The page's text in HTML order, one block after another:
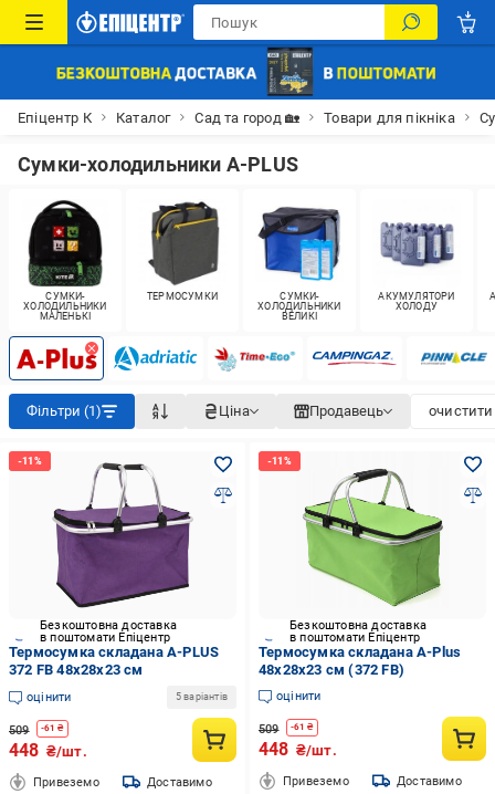
Епіцентр К Каталог Сад та город 🏡 Товари для пікніка
Сумки-холодильники A-PLUS
СУМКИ-
ХОЛОДИЛЬНИКИ
МАЛЕНЬКІ
ТЕРМОСУМКИ
СУМКИ-
ХОЛОДИЛЬНИКИ
ВЕЛИКІ
АКУМУЛЯТОРИ
ХОЛОДУ
Фільтри (1) Ціна Продавець очистити
Безкоштовна доставка
в поштомати Епіцентр
Термосумка складана A-PLUS
372 FB 48х28x23 см
оцінити 5 варіантів
509 -61 ₴
448 ₴/шт.
Привеземо Доставимо
Безкоштовна доставка
в поштомати Епіцентр
Термосумка складана A-Plus
48х28х23 см (372 FB)
оцінити
509 -61 ₴
448 ₴/шт.
Привеземо Доставимо